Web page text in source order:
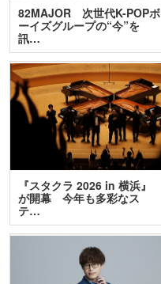
82MAJOR 次世代K-POPボ
ーイズグループの“今”を
訊…
『スタクラ 2026 in 横浜』
が開幕 今年も多彩なス
テ…